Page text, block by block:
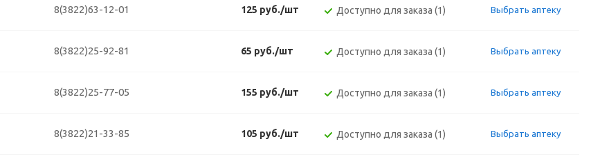
8(3822)63-12-01 125 руб./шт Доступно для заказа (1) Выбрать аптеку
8(3822)25-92-81 65 руб./шт Доступно для заказа (1) Выбрать аптеку
8(3822)25-77-05 155 руб./шт Доступно для заказа (1) Выбрать аптеку
8(3822)21-33-85 105 руб./шт Доступно для заказа (1) Выбрать аптеку